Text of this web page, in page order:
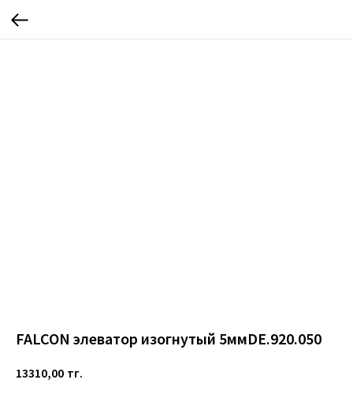
FALCON элеватор изогнутый 5ммDE.920.050
13310,00 тг.